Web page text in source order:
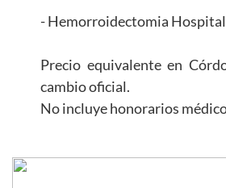
- Hemorroidectomia
Precio equivalente en
cambio oficial.
No incluye honorarios